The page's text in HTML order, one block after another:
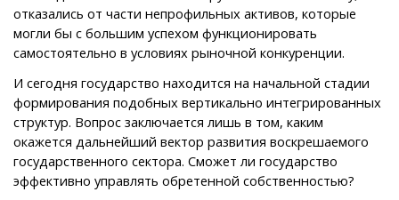
отказались от части непрофильных активов, которые
могли бы с бoльшим успехом функционировать
самостоятельно в условиях рыночной конкуренции.
И сегодня государство находится на начальной стадии
формирования подобных вертикально интегрированных
структур. Вопрос заключается лишь в том, каким
окажется дальнейший вектор развития воскрешаемого
государственного сектора. Сможет ли государство
эффективно управлять обретенной собственностью?